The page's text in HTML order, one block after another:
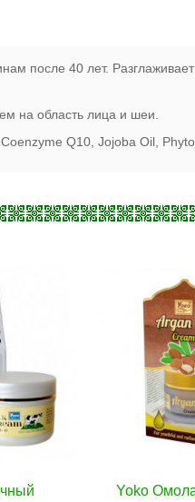
после 40 лет.
на область лица и шеи.
Q10, Jojoba Oil,
корзину